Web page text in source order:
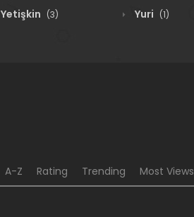
Yetişkin (3) Yuri (1)
A-Z Rating Trending Most Views